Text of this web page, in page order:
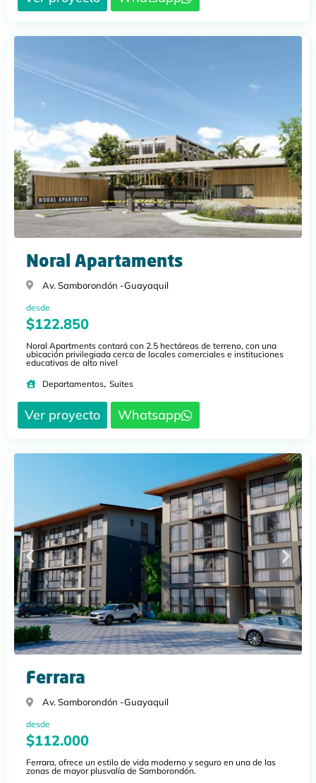
Noral Apartaments
Av. Samborondón -Guayaquil
desde
$122.850
Noral Apartments contará con 2.5 hectáreas de terreno, con una
ubicación privilegiada cerca de locales comerciales e instituciones
educativas de alto nivel
Departamentos, Suites
Ver proyecto Whatsapp
Ferrara
Av. Samborondón -Guayaquil
desde
$112.000
Ferrara, ofrece un estilo de vida moderno y seguro en una de las
zonas de mayor plusvalía de Samborondón.